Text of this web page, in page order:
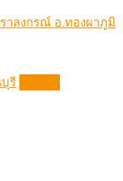
าลงกรณ์ อ.ทองผาภูมิ
รี